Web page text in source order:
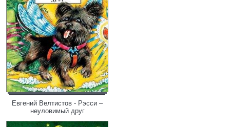
Евгений Велтистов - Рэсси –
неуловимый друг